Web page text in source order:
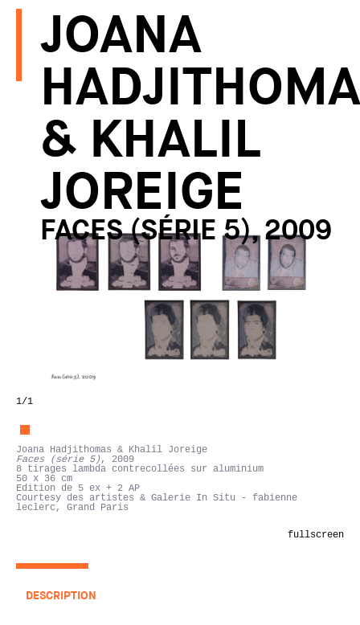
JOANA
& KHALIL
JOREIGE
FACES (SÉRIE 5), 2009
1/1
Joana Hadjithomas & Khalil Joreige
Faces (série 5), 2009
8 tirages lambda contrecollées sur aluminium
50 x 36 cm
Edition de 5 ex + 2 AP
Courtesy des artistes & Galerie In Situ - fabienne
leclerc, Grand Paris
fullscreen
DESCRIPTION